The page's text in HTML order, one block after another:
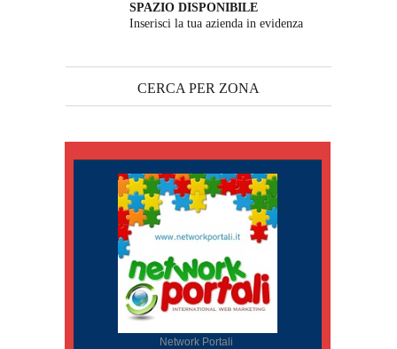
SPAZIO DISPONIBILE
Inserisci la tua azienda in evidenza
CERCA PER ZONA
Network Portali